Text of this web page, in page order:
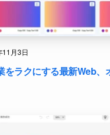
11月3日
をラクにする最新Web、